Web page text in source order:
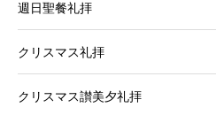
週日聖餐礼拝
クリスマス礼拝
クリスマス讃美夕礼拝